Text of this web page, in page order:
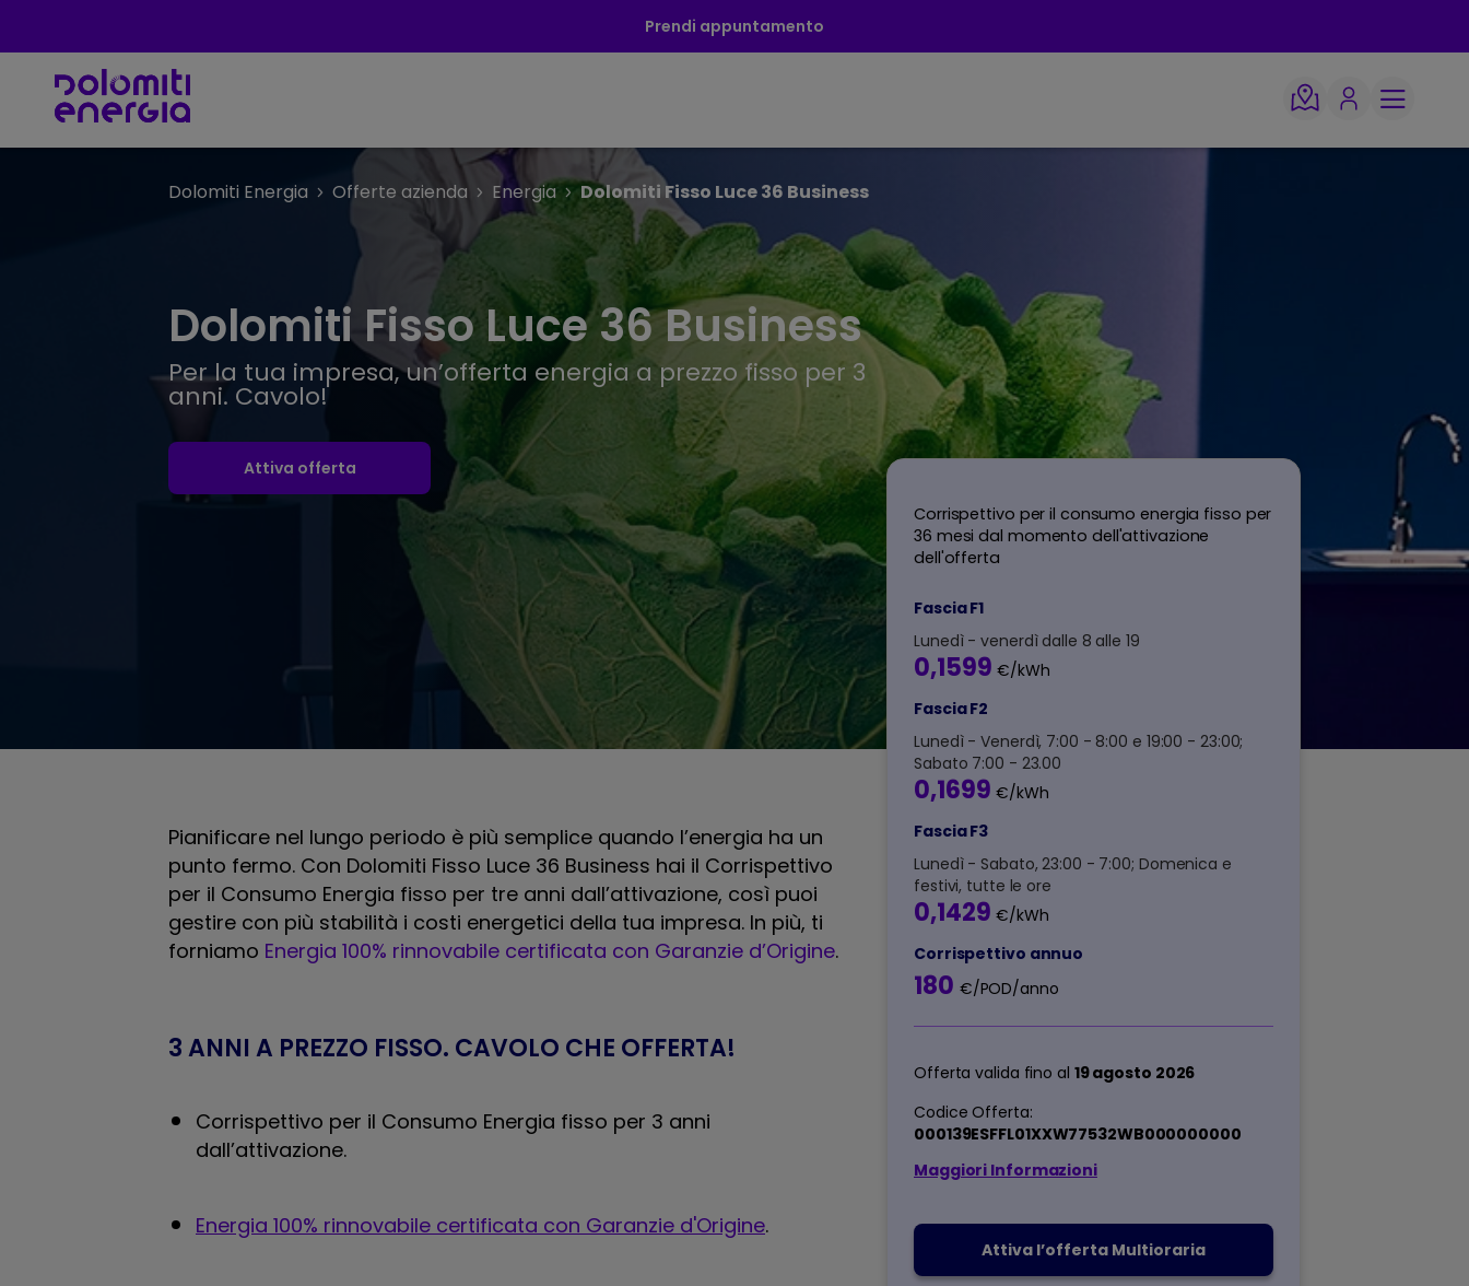
Prendi appuntamento
Dolomiti Energia Offerte azienda Energia Dolomiti Fisso Luce 36 Business
Dolomiti Fisso Luce 36 Business
Per la tua impresa, un’offerta energia a prezzo fisso per 3
anni. Cavolo!​
Attiva offerta
Corrispettivo per il consumo energia fisso per
36 mesi dal momento dell'attivazione
dell'offerta
Fascia F1
Lunedì - venerdì dalle 8 alle 19
0,1599 €/kWh
Fascia F2
Lunedì - Venerdì, 7:00 - 8:00 e 19:00 - 23:00;
Sabato 7:00 - 23.00
0,1699 €/kWh
Fascia F3
Lunedì - Sabato, 23:00 - 7:00; Domenica e
festivi, tutte le ore
0,1429 €/kWh
Corrispettivo annuo
180 €/POD/anno
Offerta valida fino al 19 agosto 2026
Codice Offerta:
000139ESFFL01XXW77532WB000000000
Maggiori Informazioni
Attiva l’offerta Multioraria
Pianificare nel lungo periodo è più semplice quando l’energia ha un
punto fermo. Con Dolomiti Fisso Luce 36 Business hai il Corrispettivo
per il Consumo Energia fisso per tre anni dall’attivazione, così puoi
gestire con più stabilità i costi energetici della tua impresa. In più, ti
forniamo Energia 100% rinnovabile certificata con Garanzie d’Origine.
3 ANNI A PREZZO FISSO. CAVOLO CHE OFFERTA!​
Corrispettivo per il Consumo Energia fisso per 3 anni
dall’attivazione.​
Energia 100% rinnovabile certificata con Garanzie d'Origine.